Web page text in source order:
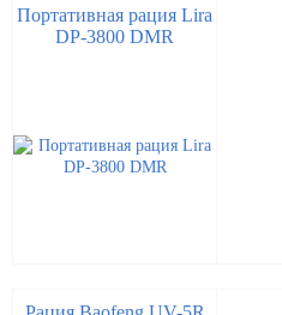
Портативная рация Lira
DP-3800 DMR